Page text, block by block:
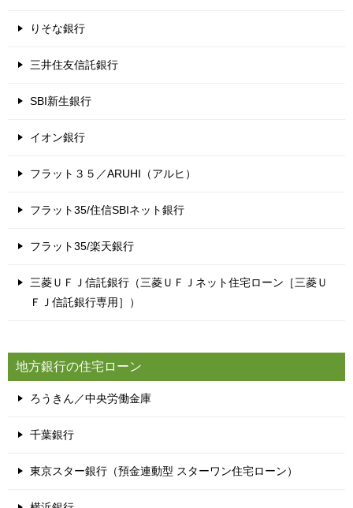
りそな銀行
三井住友信託銀行
SBI新生銀行
イオン銀行
フラット３５／ARUHI（アルヒ）
フラット35/住信SBIネット銀行
フラット35/楽天銀行
三菱ＵＦＪ信託銀行（三菱ＵＦＪネット住宅ローン［三菱Ｕ
ＦＪ信託銀行専用］）
地方銀行の住宅ローン
ろうきん／中央労働金庫
千葉銀行
東京スター銀行（預金連動型 スターワン住宅ローン）